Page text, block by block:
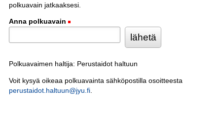
polkuavain jatkaaksesi.
Anna polkuavain
Polkuavaimen haltija: Perustaidot haltuun
Voit kysyä oikeaa polkuavainta sähköpostilla osoitteesta
perustaidot.haltuun@jyu.fi.